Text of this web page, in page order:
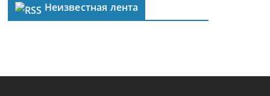
Неизвестная лента